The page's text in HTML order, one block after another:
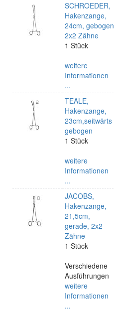
SCHROEDER,
Hakenzange,
24cm, gebogen
2x2 Zähne
1 Stück
weitere
Informationen
...
TEALE,
Hakenzange,
23cm,seitwärts
gebogen
1 Stück
weitere
Informationen
...
JACOBS,
Hakenzange,
21,5cm,
gerade, 2x2
Zähne
1 Stück
Verschiedene
Ausführungen
weitere
Informationen
...